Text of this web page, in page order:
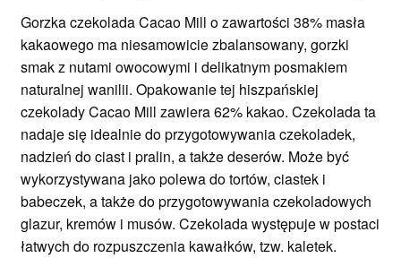
Gorzka czekolada Cacao Mill o zawartości 38% masła
kakaowego ma niesamowicie zbalansowany, gorzki
smak z nutami owocowymi i delikatnym posmakiem
naturalnej wanilii. Opakowanie tej hiszpańskiej
czekolady Cacao Mill zawiera 62% kakao. Czekolada ta
nadaje się idealnie do przygotowywania czekoladek,
nadzień do ciast i pralin, a także deserów. Może być
wykorzystywana jako polewa do tortów, ciastek i
babeczek, a także do przygotowywania czekoladowych
glazur, kremów i musów. Czekolada występuje w postaci
łatwych do rozpuszczenia kawałków, tzw. kaletek.